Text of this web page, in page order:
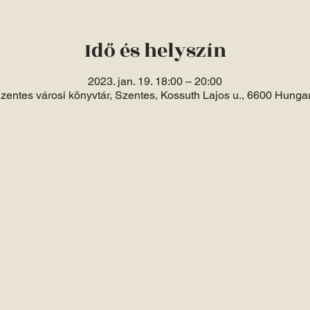
Idő és helyszín
2023. jan. 19. 18:00 – 20:00
városi könyvtár, Szentes, Kossuth Lajos u., 6600